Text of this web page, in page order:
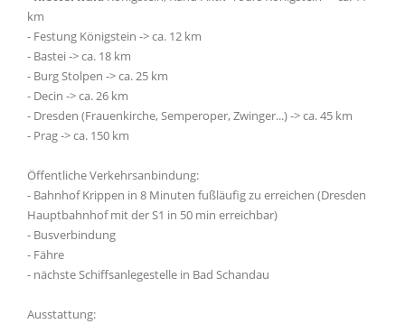
km
- Festung Königstein -> ca. 12 km
- Bastei -> ca. 18 km
- Burg Stolpen -> ca. 25 km
- Decin -> ca. 26 km
- Dresden (Frauenkirche, Semperoper, Zwinger...) -> ca. 45 km
- Prag -> ca. 150 km
Öffentliche Verkehrsanbindung:
- Bahnhof Krippen in 8 Minuten fußläufig zu erreichen (Dresden
Hauptbahnhof mit der S1 in 50 min erreichbar)
- Busverbindung
- Fähre
- nächste Schiffsanlegestelle in Bad Schandau
Ausstattung: